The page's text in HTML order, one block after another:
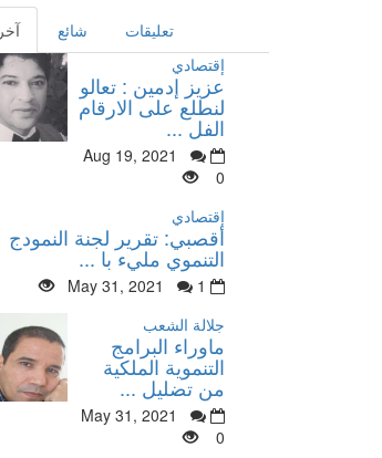
آخر شائع
تعليقات
إقتصادي
عزيز إدمين : تعالو
لنطلع على الارقام
الفل ...
Aug 19, 2021
0
إقتصادي
أقصبي: تقرير لجنة النمودج
التنموي مليء با ...
May 31, 2021
1
جلالة الشعب
ماوراء البرامج
التنموية الملكية
من تضليل ...
May 31, 2021
0